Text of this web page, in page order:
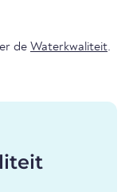
de Waterkwaliteit.